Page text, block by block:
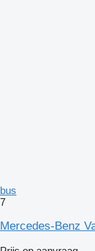
bus
7
Mercedes-Benz